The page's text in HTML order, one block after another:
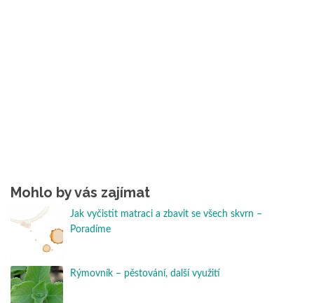
Mohlo by vás zajímat
Jak vyčistit matraci a zbavit se všech skvrn –
Poradíme
Rýmovník – pěstování, další využití